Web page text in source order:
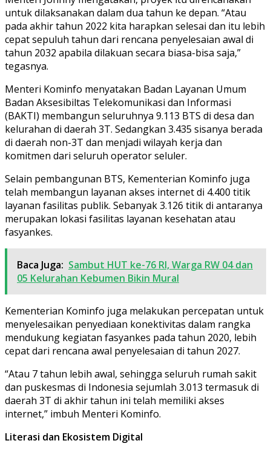
untuk dilaksanakan dalam dua tahun ke depan. “Atau
pada akhir tahun 2022 kita harapkan selesai dan itu lebih
cepat sepuluh tahun dari rencana penyelesaian awal di
tahun 2032 apabila dilakuan secara biasa-bisa saja,”
tegasnya.
Menteri Kominfo menyatakan Badan Layanan Umum
Badan Aksesibiltas Telekomunikasi dan Informasi
(BAKTI) membangun seluruhnya 9.113 BTS di desa dan
kelurahan di daerah 3T. Sedangkan 3.435 sisanya berada
di daerah non-3T dan menjadi wilayah kerja dan
komitmen dari seluruh operator seluler.
Selain pembangunan BTS, Kementerian Kominfo juga
telah membangun layanan akses internet di 4.400 titik
layanan fasilitas publik. Sebanyak 3.126 titik di antaranya
merupakan lokasi fasilitas layanan kesehatan atau
fasyankes.
Baca Juga: Sambut HUT ke-76 RI, Warga RW 04 dan
05 Kelurahan Kebumen Bikin Mural
Kementerian Kominfo juga melakukan percepatan untuk
menyelesaikan penyediaan konektivitas dalam rangka
mendukung kegiatan fasyankes pada tahun 2020, lebih
cepat dari rencana awal penyelesaian di tahun 2027.
“Atau 7 tahun lebih awal, sehingga seluruh rumah sakit
dan puskesmas di Indonesia sejumlah 3.013 termasuk di
daerah 3T di akhir tahun ini telah memiliki akses
internet,” imbuh Menteri Kominfo.
Literasi dan Ekosistem Digital